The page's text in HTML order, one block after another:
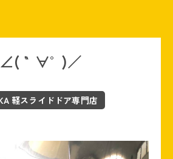
∠( `°∀°)／
軽スライドドア専門店